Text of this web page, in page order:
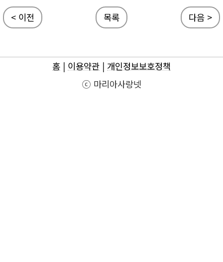
< 이전 목록 다음 >
홈 | 이용약관 | 개인정보보호정책
ⓒ 마리아사랑넷